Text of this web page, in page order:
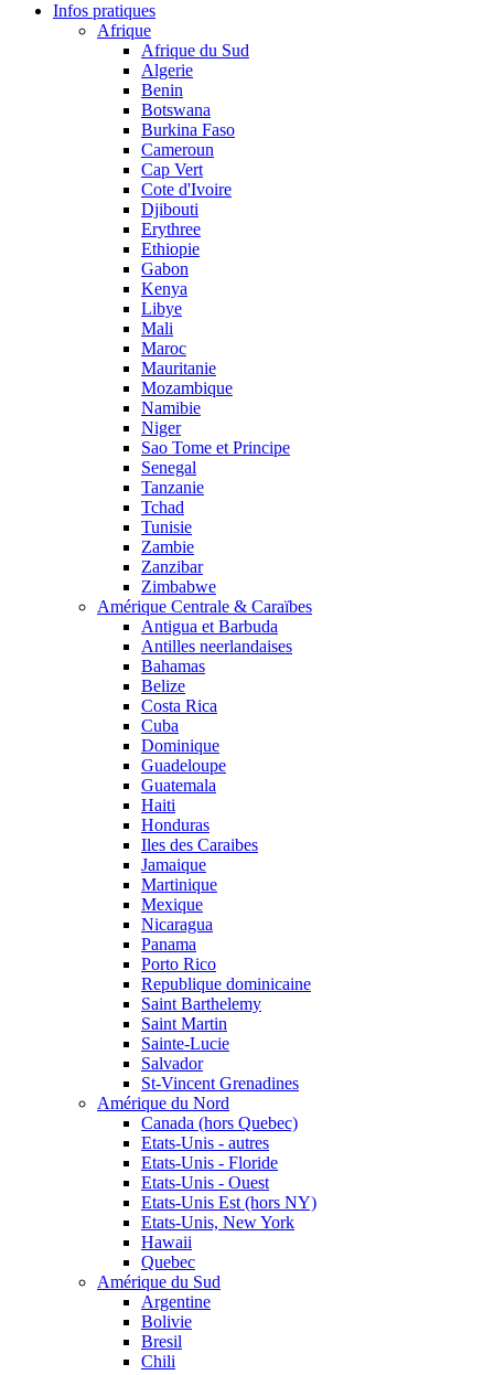
Infos pratiques
Afrique
Afrique du Sud
Algerie
Benin
Botswana
Burkina Faso
Cameroun
Cap Vert
Cote d'Ivoire
Djibouti
Erythree
Ethiopie
Gabon
Kenya
Libye
Mali
Maroc
Mauritanie
Mozambique
Namibie
Niger
Sao Tome et Principe
Senegal
Tanzanie
Tchad
Tunisie
Zambie
Zanzibar
Zimbabwe
Amérique Centrale & Caraïbes
Antigua et Barbuda
Antilles neerlandaises
Bahamas
Belize
Costa Rica
Cuba
Dominique
Guadeloupe
Guatemala
Haiti
Honduras
Iles des Caraibes
Jamaique
Martinique
Mexique
Nicaragua
Panama
Porto Rico
Republique dominicaine
Saint Barthelemy
Saint Martin
Sainte-Lucie
Salvador
St-Vincent Grenadines
Amérique du Nord
Canada (hors Quebec)
Etats-Unis - autres
Etats-Unis - Floride
Etats-Unis - Ouest
Etats-Unis Est (hors NY)
Etats-Unis, New York
Hawaii
Quebec
Amérique du Sud
Argentine
Bolivie
Bresil
Chili